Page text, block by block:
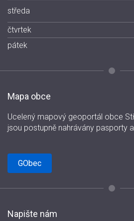
středa
čtvrtek
pátek
Mapa obce
Ucelený mapový geoportál obce
jsou postupně nahrávány pasporty
GObec
Napište nám